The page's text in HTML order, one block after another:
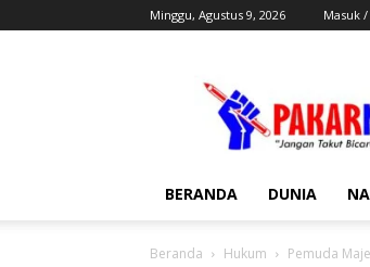
Minggu, Agustus 9, 2026 Masuk
BERANDA DUNIA
Beranda Hukum Pemuda